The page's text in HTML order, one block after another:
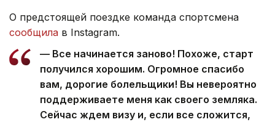
О предстоящей поездке команда спортсмена
сообщила в Instagram.
— Все начинается заново! Похоже, старт
получился хорошим. Огромное спасибо
вам, дорогие болельщики! Вы невероятно
поддерживаете меня как своего земляка.
Сейчас ждем визу и, если все сложится,